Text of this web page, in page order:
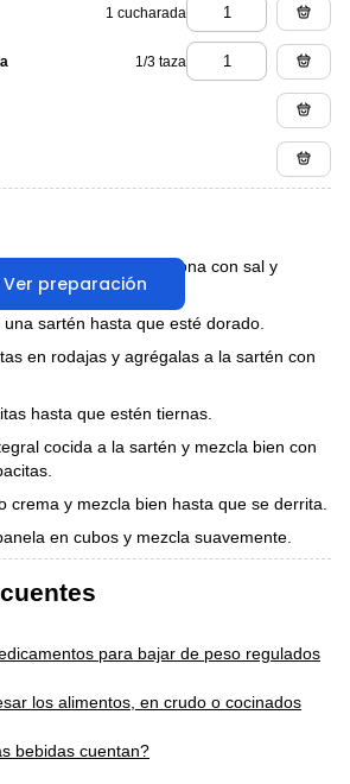
1 cucharada
1/3 taza
Ver preparación
pollo en trozos y sazona con sal y
sartén hasta que esté dorado.
en rodajas y agrégalas a la sartén con
hasta que estén tiernas.
cocida a la sartén y mezcla bien con
crema y mezcla bien hasta que se derrita.
en cubos y mezcla suavemente.
para bajar de peso regulados
los alimentos, en crudo o cocinados
bebidas cuentan?